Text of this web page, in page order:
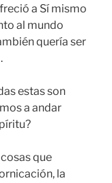
a Sí mismo
al mundo
quería ser
estas son
a andar
que
la